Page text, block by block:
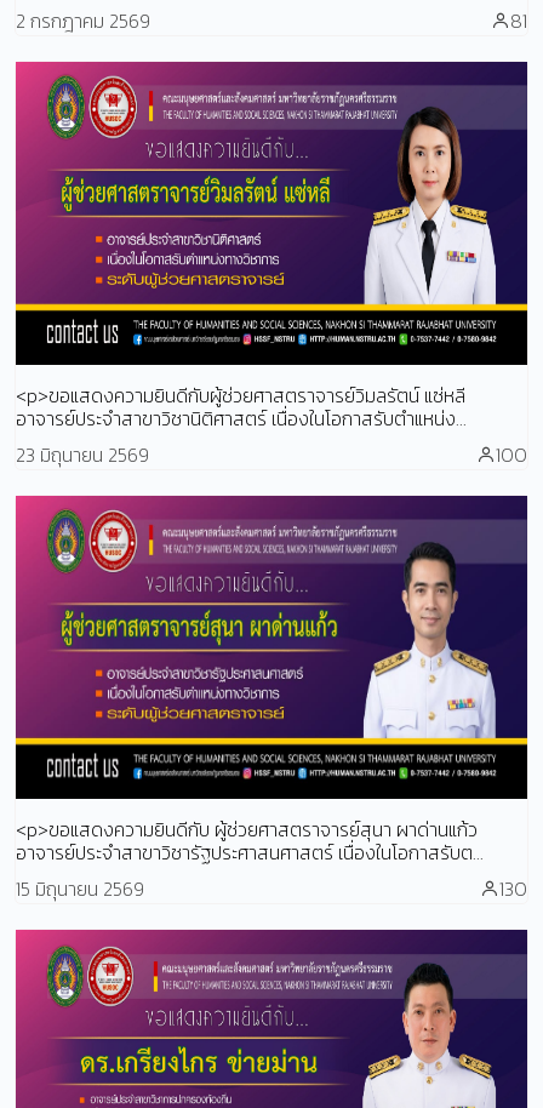
2 กรกฎาคม 2569
81
<p>ขอแสดงความยินดีกับผู้ช่วยศาสตราจารย์วิมลรัตน์ แซ่หลี
อาจารย์ประจำสาขาวิชานิติศาสตร์ เนื่องในโอกาสรับตำแหน่ง...
23 มิถุนายน 2569
100
<p>ขอแสดงความยินดีกับ ผู้ช่วยศาสตราจารย์สุนา ผาด่านแก้ว
อาจารย์ประจำสาขาวิชารัฐประศาสนศาสตร์ เนื่องในโอกาสรับต...
15 มิถุนายน 2569
130